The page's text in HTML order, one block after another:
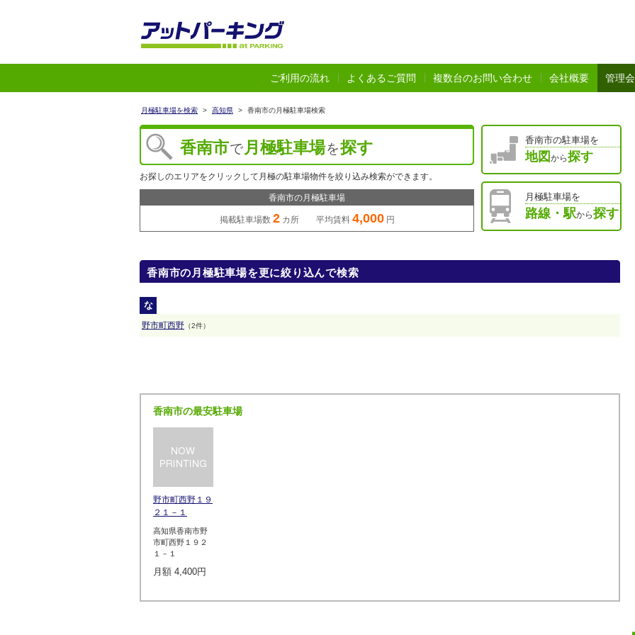
ご利用の流れ よくあるご質問 複数台のお問い合わせ 会社概要 管理
月極駐車場を検索 > 高知県 > 香南市の月極駐車場検索
香南市で 月極駐車場を探す
お探しのエリアをクリックして月極の駐車場物件を絞り込み検索ができます。
香南市の月極駐車場
掲載駐車場数 2カ所 平均賃料 4,000円
香南市の駐車場を
地図 から探す
月極駐車場を
路線・駅から探す
香南市の月極駐車場を更に絞り込んで検索
な
野市町西野 （2件）
香南市の最安駐車場
野市町西野１９
２１－１
高知県香南市野
市町西野１９２
１－１
月額 4,400円